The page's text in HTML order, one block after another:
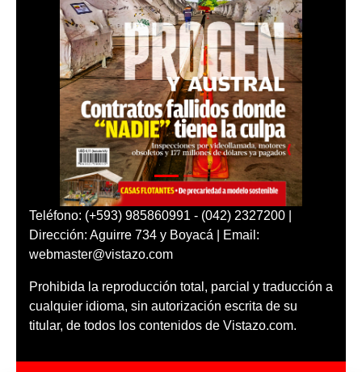
Teléfono: (+593) 985860991 - (042) 2327200 |
Dirección: Aguirre 734 y Boyacá | Email:
webmaster@vistazo.com
Prohibida la reproducción total, parcial y traducción a
cualquier idioma, sin autorización escrita de su
titular, de todos los contenidos de Vistazo.com.